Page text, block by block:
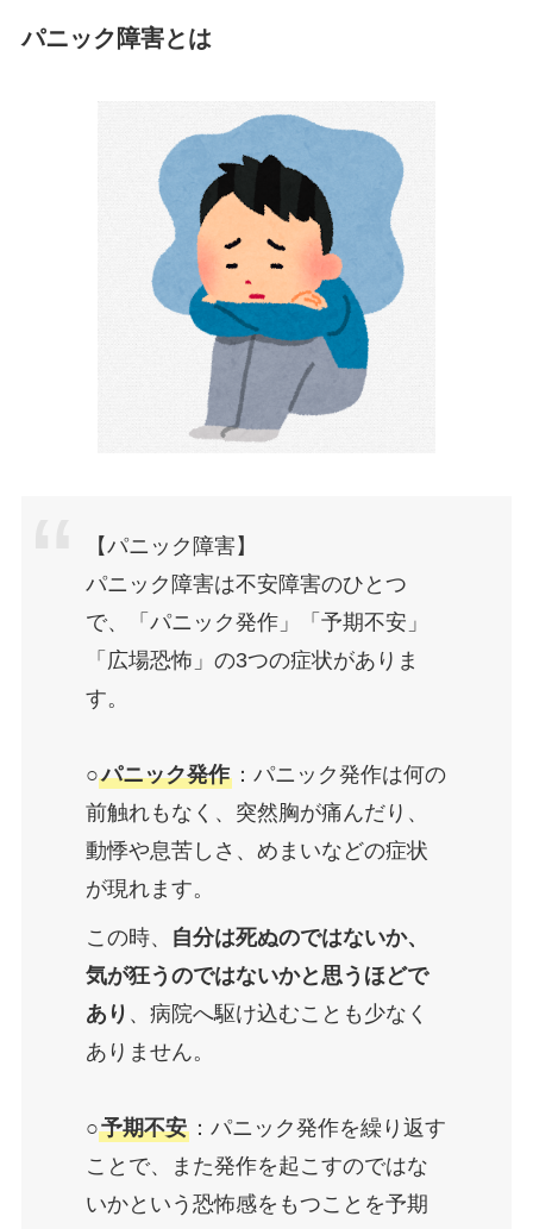
パニック障害とは
【パニック障害】
パニック障害は不安障害のひとつ
で、「パニック発作」「予期不安」
「広場恐怖」の3つの症状がありま
す。
○パニック発作：パニック発作は何の
前触れもなく、突然胸が痛んだり、
動悸や息苦しさ、めまいなどの症状
が現れます。
この時、
自分は死ぬのではないか、
気が狂うのではないかと思うほどで
あり 、病院へ駆け込むことも少なく
ありません。
○予期不安：パニック発作を繰り返す
ことで、また発作を起こすのではな
いかという恐怖感をもつことを予期